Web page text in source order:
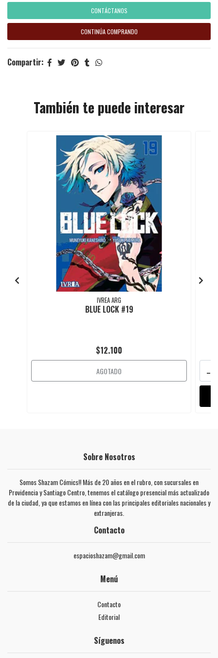
CONTÁCTANOS
CONTINÚA COMPRANDO
Compartir:
También te puede interesar
IVREA ARG
BLUE LOCK #19
$12.100
AGOTADO -
Sobre Nosotros
Somos Shazam Cómics!! Más de 20 años en el rubro, con sucursales en
Providencia y Santiago Centro, tenemos el catálogo presencial más actualizado
de la ciudad, ya que estamos en línea con las principales editoriales nacionales y
extranjeras.
Contacto
espacioshazam@gmail.com
Menú
Contacto
Editorial
Síguenos